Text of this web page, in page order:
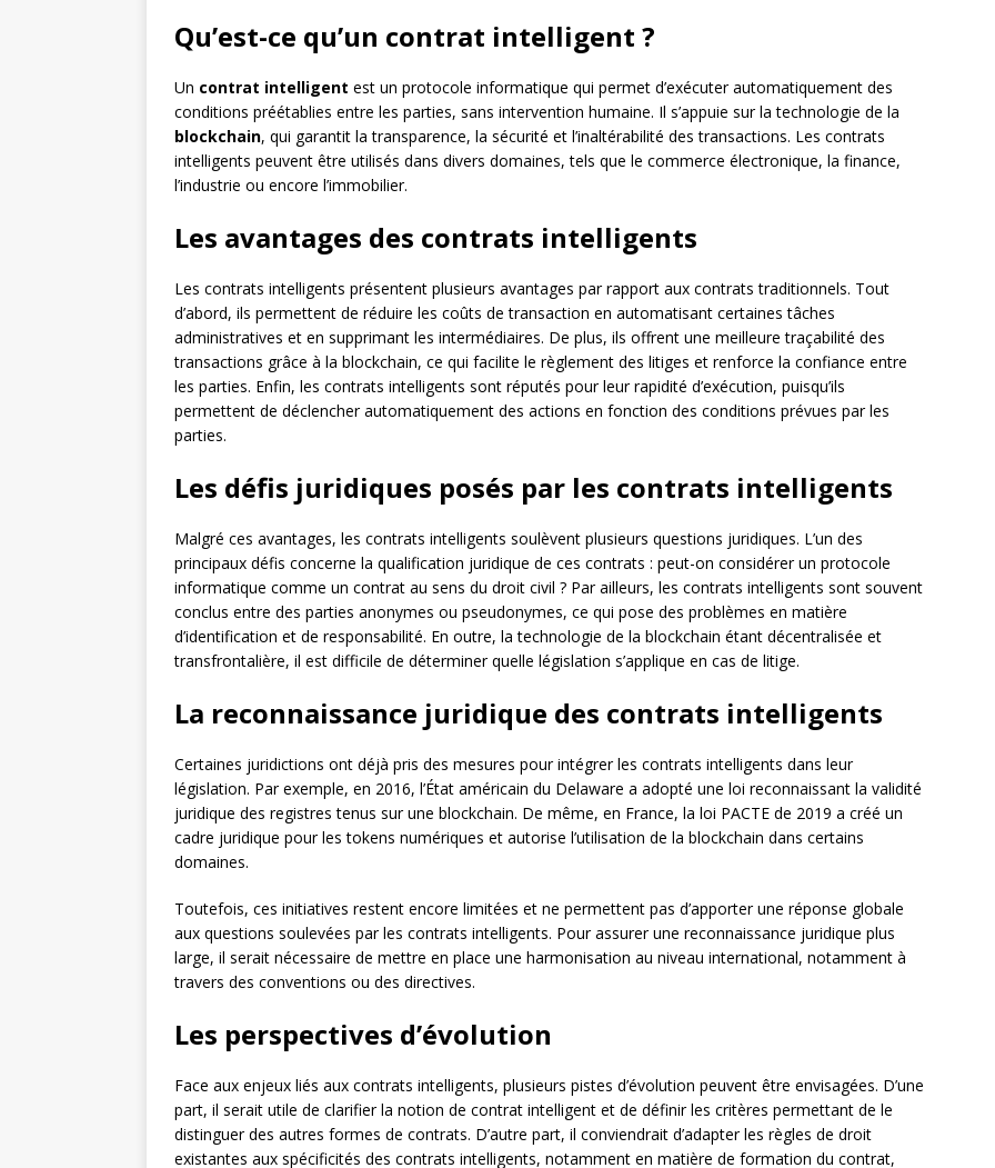
Qu’est-ce qu’un contrat intelligent ?
Un contrat intelligent est un protocole informatique qui permet d’exécuter automatiquement des
conditions préétablies entre les parties, sans intervention humaine. Il s’appuie sur la technologie de la
blockchain, qui garantit la transparence, la sécurité et l’inaltérabilité des transactions. Les contrats
intelligents peuvent être utilisés dans divers domaines, tels que le commerce électronique, la finance,
l’industrie ou encore l’immobilier.
Les avantages des contrats intelligents
Les contrats intelligents présentent plusieurs avantages par rapport aux contrats traditionnels. Tout
d’abord, ils permettent de réduire les coûts de transaction en automatisant certaines tâches
administratives et en supprimant les intermédiaires. De plus, ils offrent une meilleure traçabilité des
transactions grâce à la blockchain, ce qui facilite le règlement des litiges et renforce la confiance entre
les parties. Enfin, les contrats intelligents sont réputés pour leur rapidité d’exécution, puisqu’ils
permettent de déclencher automatiquement des actions en fonction des conditions prévues par les
parties.
Les défis juridiques posés par les contrats intelligents
Malgré ces avantages, les contrats intelligents soulèvent plusieurs questions juridiques. L’un des
principaux défis concerne la qualification juridique de ces contrats : peut-on considérer un protocole
informatique comme un contrat au sens du droit civil ? Par ailleurs, les contrats intelligents sont souvent
conclus entre des parties anonymes ou pseudonymes, ce qui pose des problèmes en matière
d’identification et de responsabilité. En outre, la technologie de la blockchain étant décentralisée et
transfrontalière, il est difficile de déterminer quelle législation s’applique en cas de litige.
La reconnaissance juridique des contrats intelligents
Certaines juridictions ont déjà pris des mesures pour intégrer les contrats intelligents dans leur
législation. Par exemple, en 2016, l’État américain du Delaware a adopté une loi reconnaissant la validité
juridique des registres tenus sur une blockchain. De même, en France, la loi PACTE de 2019 a créé un
cadre juridique pour les tokens numériques et autorise l’utilisation de la blockchain dans certains
domaines.
Toutefois, ces initiatives restent encore limitées et ne permettent pas d’apporter une réponse globale
aux questions soulevées par les contrats intelligents. Pour assurer une reconnaissance juridique plus
large, il serait nécessaire de mettre en place une harmonisation au niveau international, notamment à
travers des conventions ou des directives.
Les perspectives d’évolution
Face aux enjeux liés aux contrats intelligents, plusieurs pistes d’évolution peuvent être envisagées. D’une
part, il serait utile de clarifier la notion de contrat intelligent et de définir les critères permettant de le
distinguer des autres formes de contrats. D’autre part, il conviendrait d’adapter les règles de droit
existantes aux spécificités des contrats intelligents, notamment en matière de formation du contrat,